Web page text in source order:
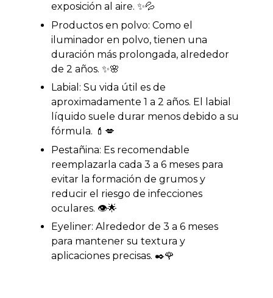
exposición al aire. ✨💦
Productos en polvo: Como el
iluminador en polvo, tienen una
duración más prolongada, alrededor
de 2 años. ✨🌸
Labial: Su vida útil es de
aproximadamente 1 a 2 años. El labial
líquido suele durar menos debido a su
fórmula. 💄💋
Pestañina: Es recomendable
reemplazarla cada 3 a 6 meses para
evitar la formación de grumos y
reducir el riesgo de infecciones
oculares. 👁️🌟
Eyeliner: Alrededor de 3 a 6 meses
para mantener su textura y
aplicaciones precisas. ✒️🌹